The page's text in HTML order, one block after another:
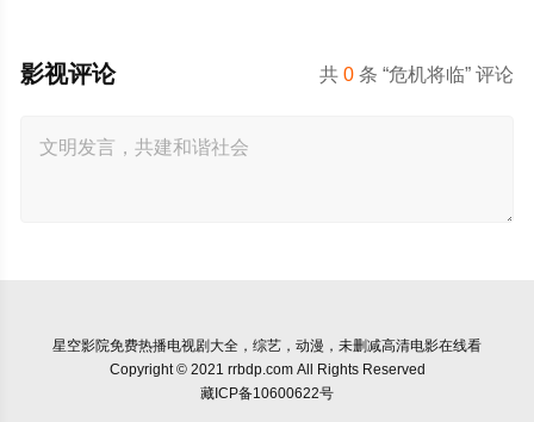
共0 条 “危机将临” 评论
影视评论
星空影院免费热播电视剧大全，综艺，动漫，未删减高清电影在线看
Copyright © 2021 rrbdp.com All Rights Reserved
藏ICP备10600622号